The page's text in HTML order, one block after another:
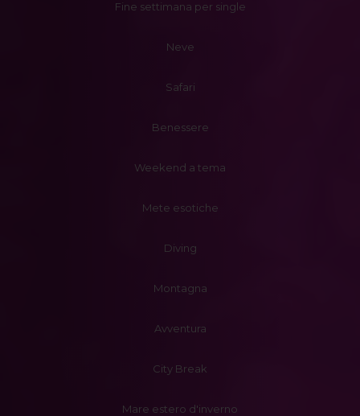
Fine settimana per single
Neve
Safari
Benessere
Weekend a tema
Mete esotiche
Diving
Montagna
Avventura
City Break
Mare estero d'inverno